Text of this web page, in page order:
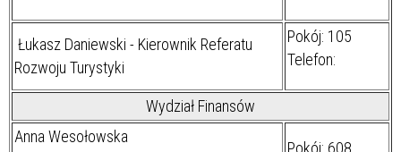
Łukasz Daniewski - Kierownik Referatu
Rozwoju Turystyki
Pokój: 105
Telefon:
Wydział Finansów
Anna Wesołowska
Pokój: 608